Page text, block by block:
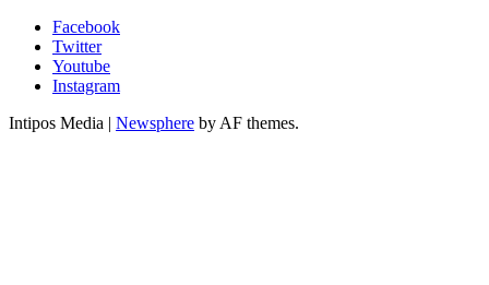
Facebook
Twitter
Youtube
Instagram
Intipos Media | Newsphere by AF themes.